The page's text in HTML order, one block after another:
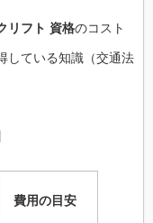
リフト 資格のコスト
している知識（交通法
費用の目安